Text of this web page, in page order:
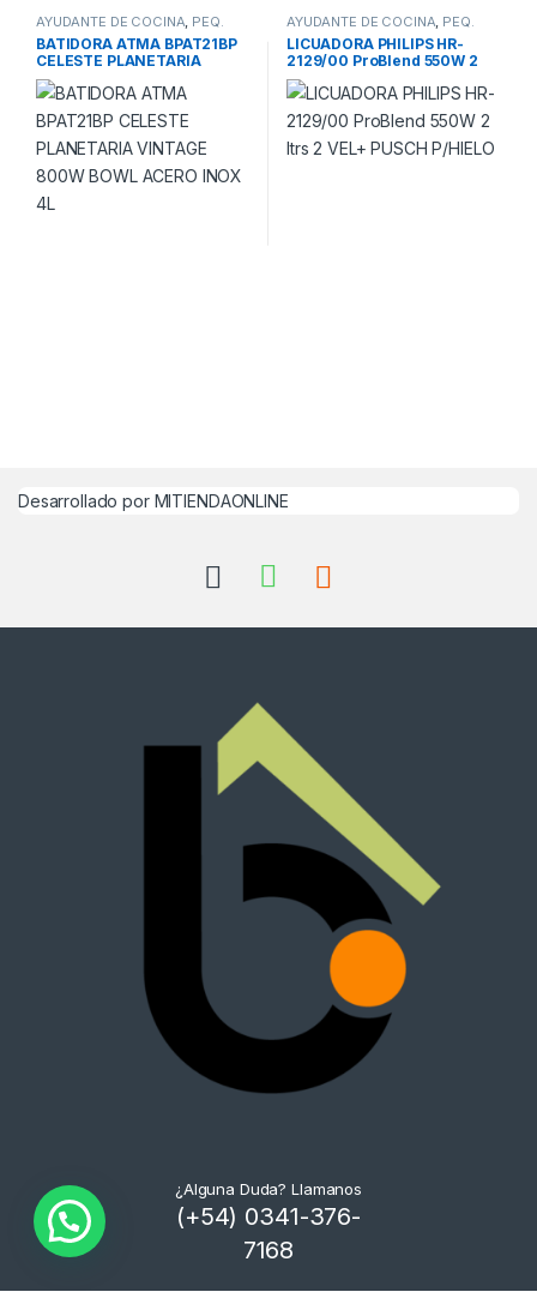
AYUDANTE DE COCINA, PEQ.
ELECTRODOM.21
BATIDORA ATMA BPAT21BP
CELESTE PLANETARIA
VINTAGE 800W BOWL
ACERO INOX 4L
AYUDANTE DE COCINA, PEQ.
ELECTRODOM.21
LICUADORA PHILIPS HR-
2129/00 ProBlend 550W 2
ltrs 2 VEL+ PUSCH P/HIELO
Desarrollado por MITIENDAONLINE
¿Alguna Duda? Llamanos
(+54) 0341-376-
7168